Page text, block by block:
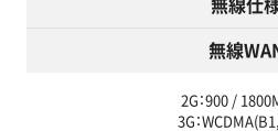
無線仕
無線
2G：900 /
3G：